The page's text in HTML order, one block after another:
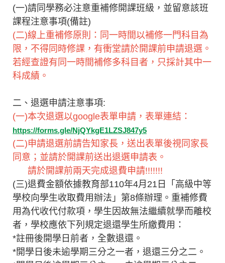
(一)請同學務必注意重補修開課班級，並留意該班
課程注意事項(備註)
(二)線上重補修原則：同一時間以補修一門科目為
限，不得同時修課，有衝堂請於開課前申請退選。
若經查證有同一時間補修多科目者，只採計其中一
科成績。
二、退選申請注意事項:
(一)本次退選以google表單申請，表單連結：
https://forms.gle/NjQYkgE1LZSJ847y5
(二)申請退選前請告知家長，送出表單後視同家長
同意；並請於開課前送出退選申請表。
請於開課前兩天完成退費申請!!!!!!!
(三)退費金額依據教育部110年4月21日「高級中等
學校向學生收取費用辦法」第8條辦理。重補修費
用為代收代付款項，學生因故無法繼續就學而離校
者，學校應依下列規定退還學生所繳費用：
*註冊後開學日前者，全數退還。
*開學日後未逾學期三分之一者，退還三分之二。